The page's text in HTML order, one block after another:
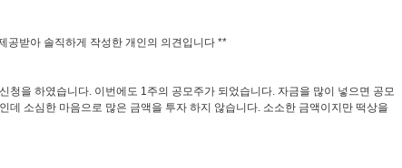
공받아 솔직하게 작성한 개인의 의견입니다 **
청을 하였습니다. 이번에도 1주의 공모주가 되었습니다. 자금을 많이 넣으면 공모
데 소심한 마음으로 많은 금액을 투자 하지 않습니다. 소소한 금액이지만 떡상을